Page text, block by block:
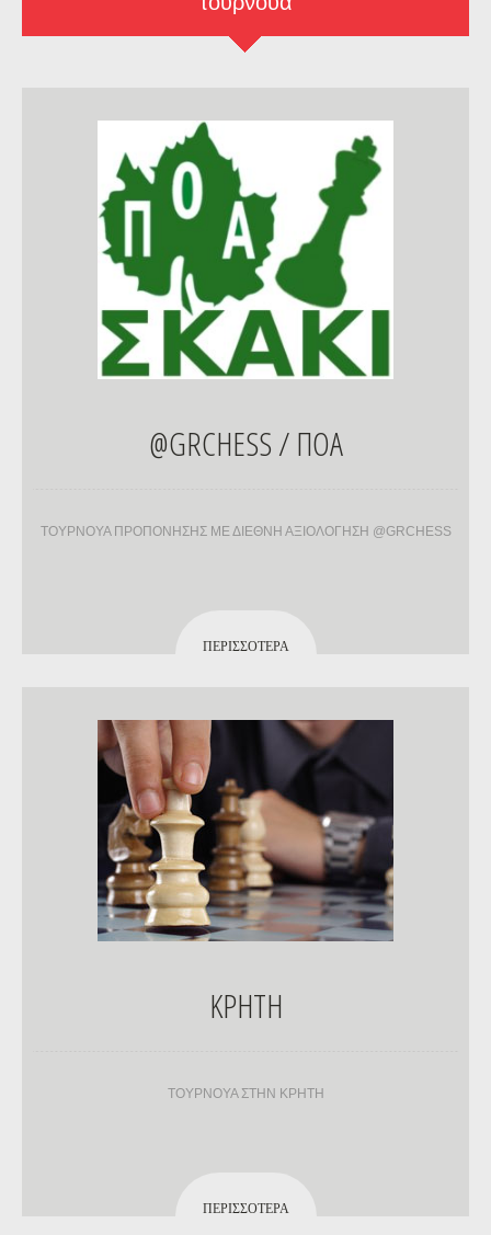
@GRCHESS / ΠΟΑ
ΤΟΥΡΝΟΥΑ ΠΡΟΠΟΝΗΣΗΣ ΜΕ ΔΙΕΘΝΗ ΑΞΙΟΛΟΓΗΣΗ @GRCHESS
ΠΕΡΙΣΣΌΤΕΡΑ
ΚΡΗΤΗ
ΤΟΥΡΝΟΥΑ ΣΤΗΝ ΚΡΗΤΗ
ΠΕΡΙΣΣΌΤΕΡΑ